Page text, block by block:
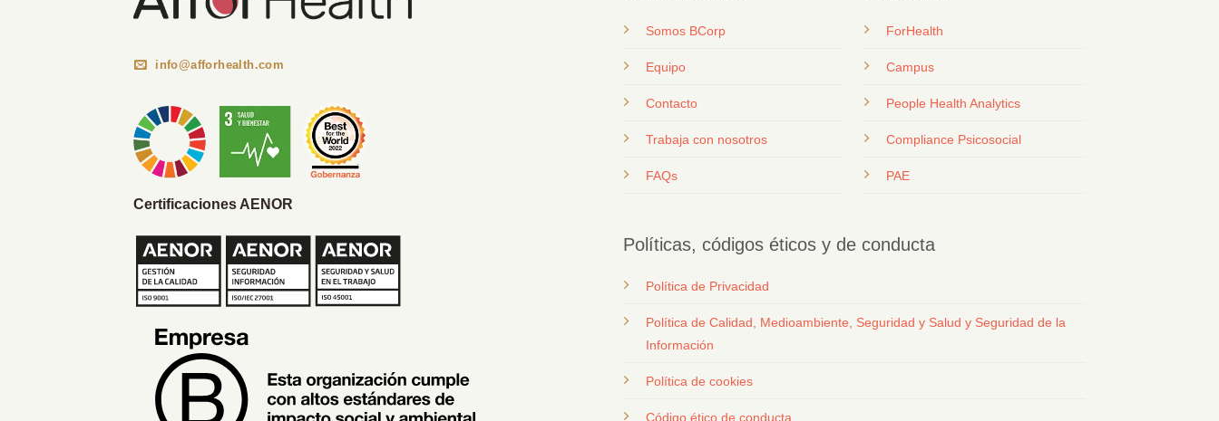
info@afforhealth.com
Certificaciones AENOR
Somos BCorp
Equipo
Contacto
Trabaja con nosotros
FAQs
ForHealth
Campus
People Health Analytics
Compliance Psicosocial
PAE
Políticas, códigos éticos y de conducta
Política de Privacidad
Política de Calidad, Medioambiente, Seguridad y Salud y Seguridad de la
Información
Política de cookies
Código ético de conducta